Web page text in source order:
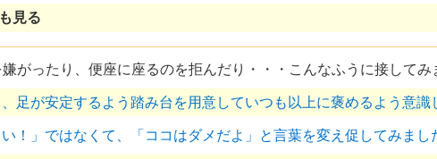
見る
嫌がったり、便座に座るのを拒んだり・・・こんなふうに接してみ
足が安定するよう踏み台を用意していつも以上に褒めるよう意識
い！」ではなくて、「ココはダメだよ」と言葉を変え促してみまし